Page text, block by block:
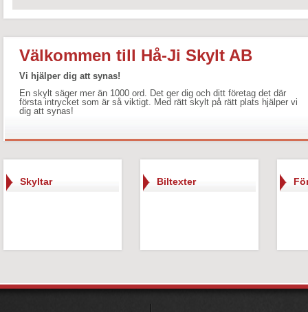
Välkommen till Hå-Ji Skylt AB
Vi hjälper dig att synas!
En skylt säger mer än 1000 ord. Det ger dig och ditt företag det där
första intrycket som är så viktigt. Med rätt skylt på rätt plats hjälper vi
dig att synas!
Skyltar Biltexter